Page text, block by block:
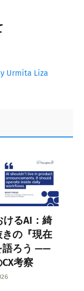
Urmita Liza
けるAI：綺
きの『現在
語ろう ——
考察